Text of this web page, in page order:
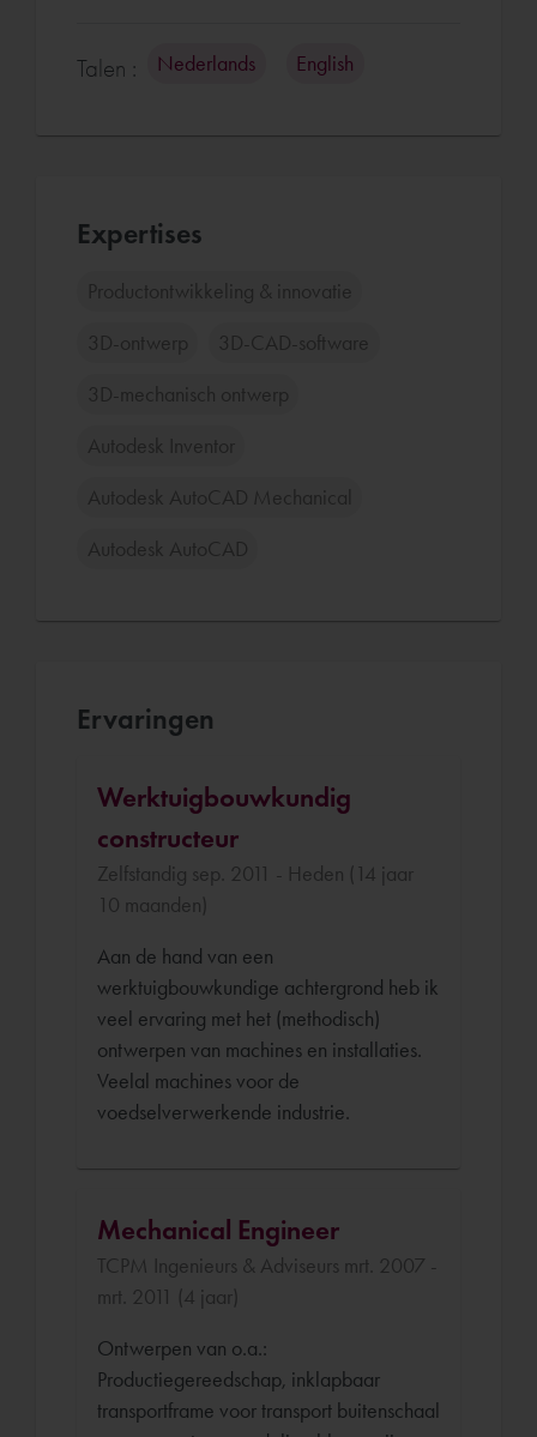
Talen : Nederlands English
Expertises
Productontwikkeling & innovatie
3D-ontwerp 3D-CAD-software
3D-mechanisch ontwerp
Autodesk Inventor
Autodesk AutoCAD Mechanical
Autodesk AutoCAD
Ervaringen
Werktuigbouwkundig
constructeur
Zelfstandig sep. 2011 - Heden (14 jaar
10 maanden)
Aan de hand van een
werktuigbouwkundige achtergrond heb ik
veel ervaring met het (methodisch)
ontwerpen van machines en installaties.
Veelal machines voor de
voedselverwerkende industrie.
Mechanical Engineer
TCPM Ingenieurs & Adviseurs mrt. 2007 -
mrt. 2011 (4 jaar)
Ontwerpen van o.a.:
Productiegereedschap, inklapbaar
transportframe voor transport buitenschaal